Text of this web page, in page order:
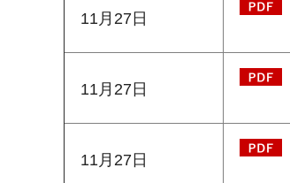
11月27日
11月27日
11月27日